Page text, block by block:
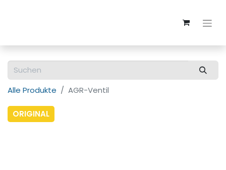
Alle Produkte AGR-Ventil
ORIGINAL